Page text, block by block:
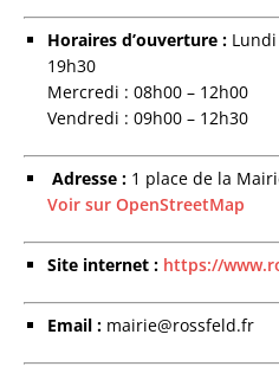
Horaires d’ouverture :
19h30
Mercredi : 08h00 – 12h00
Vendredi : 09h00 – 12h30
Adresse : 1 place de la
Voir sur OpenStreetMap
Site internet : https://
Email : mairie@rossfeld.fr